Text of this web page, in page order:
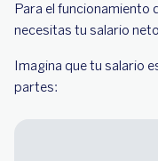
Para el funcionamiento
necesitas tu salario
Imagina que tu salario
partes: